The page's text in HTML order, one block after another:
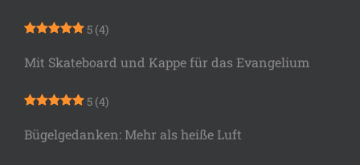
5 (4)
Mit Skateboard und Kappe für das Evangelium
5 (4)
Bügelgedanken: Mehr als heiße Luft